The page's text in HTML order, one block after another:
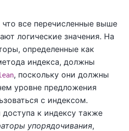
все перечисленные выше
логические значения. На
определенные как
индекса, должны
, поскольку они должны
уровне предложения
с индексом.
к индексу также
упорядочивания,